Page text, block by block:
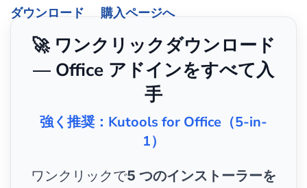
ダウンロード
購入ページへ
🚀 ワンクリックダウンロード
— Office アドインをすべて入
手
強く推奨：Kutools for Office（5-in-
1）
ワンクリックで5 つのインストーラーを